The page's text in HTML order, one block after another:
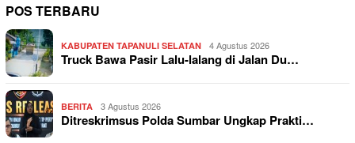
POS TERBARU
KABUPATEN TAPANULI SELATAN 4 Agustus 2026
Truck Bawa Pasir Lalu-lalang di Jalan Du…
BERITA 3 Agustus 2026
Ditreskrimsus Polda Sumbar Ungkap Prakti…